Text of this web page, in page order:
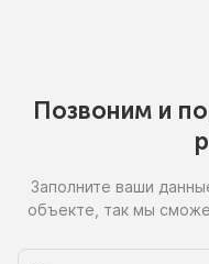
Позвоним и
Заполните ваши
объекте, так мы